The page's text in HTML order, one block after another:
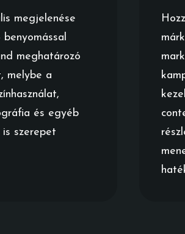
megjelenése
meghatározó
melybe a
és egyéb
szerepet